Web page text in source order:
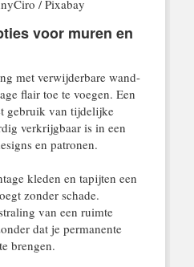
/ Pixabay
voor muren en
met verwijderbare wand-
flair toe te voegen. Een
gebruik van tijdelijke
verkrijgbaar is in een
en patronen.
kleden en tapijten een
zonder schade.
van een ruimte
dat je permanente
brengen.